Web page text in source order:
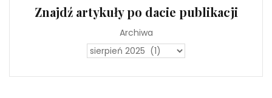
Znajdź artykuły po dacie publikacji
Archiwa